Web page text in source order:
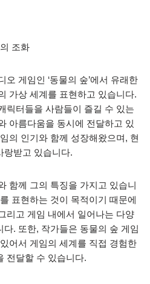
조화
게임인 ‘동물의 숲’에서 유래한
가상 세계를 표현하고 있습니다.
릭터들을 사람들이 즐길 수 있는
아름다움을 동시에 전달하고 있
의 인기와 함께 성장해왔으며, 현
랑받고 있습니다.
함께 그의 특징을 가지고 있습니
표현하는 것이 목적이기 때문에
리고 게임 내에서 일어나는 다양
. 또한, 작가들은 동물의 숲 게임
어서 게임의 세계를 직접 경험한
전달할 수 있습니다.